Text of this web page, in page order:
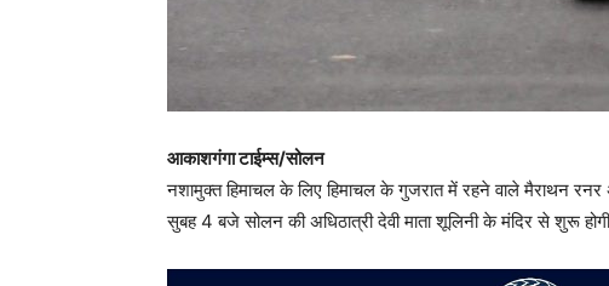
आकाशगंगा टाईम्स/सोलन
नशामुक्त हिमाचल के लिए हिमाचल के गुजरात में रहने वाले मैराथन
सुबह 4 बजे सोलन की अधिठात्री देवी माता शूलिनी के मंदिर से शुरू